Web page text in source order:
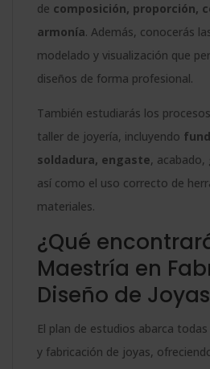
de composición, proporción,
armonía. Además, conocerás
modelado y visualización que
diseños de forma profesional.
También estudiarás los
taller de joyería, incluyendo
soldadura, engaste, acabado,
así como el uso correcto de
materiales.
¿Qué
Maestría en
Diseño de
El plan de estudios abarca
y fabricación de joyas,